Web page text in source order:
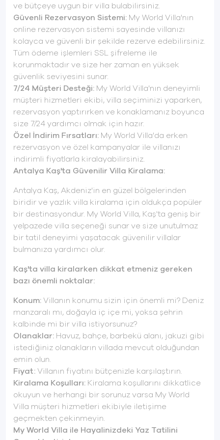
ve bütçeye uygun bir villa bulabilirsiniz.
Güvenli Rezervasyon Sistemi: My World Villa'nın
online rezervasyon sistemi sayesinde villanızı
kolayca ve güvenli bir şekilde rezerve edebilirsiniz.
Tüm ödeme işlemleri SSL şifreleme ile
korunmaktadır ve size her zaman en yüksek
güvenlik seviyesini sunar.
7/24 Müşteri Desteği: My World Villa'nın deneyimli
müşteri hizmetleri ekibi, villa seçiminizi yaparken,
rezervasyon yaptırırken ve konaklamanız boyunca
size 7/24 yardımcı olmak için hazır.
Özel İndirim Fırsatları: My World Villa'da erken
rezervasyon ve özel kampanyalar ile villanızı
indirimli fiyatlarla kiralayabilirsiniz.
Antalya Kaş'ta Güvenilir Villa Kiralama:
Antalya Kaş, Akdeniz'in en güzel bölgelerinden
biridir ve yazlık villa kiralama için oldukça popüler
bir destinasyondur. My World Villa, Kaş'ta geniş bir
yelpazede villa seçeneği sunar ve size unutulmaz
bir tatil deneyimi yaşatacak güvenilir villalar
bulmanıza yardımcı olur.
Kaş'ta villa kiralarken dikkat etmeniz gereken
bazı önemli noktalar:
Konum: Villanın konumu sizin için önemli mi? Deniz
manzaralı mı, doğayla iç içe mi, yoksa şehrin
kalbinde mi bir villa istiyorsunuz?
Olanaklar: Havuz, bahçe, barbekü alanı, jakuzi gibi
istediğiniz olanakların villada mevcut olduğundan
emin olun.
Fiyat: Villanın fiyatını bütçenizle karşılaştırın.
Kiralama Koşulları: Kiralama koşullarını dikkatlice
okuyun ve herhangi bir sorunuz varsa My World
Villa müşteri hizmetleri ekibiyle iletişime
geçmekten çekinmeyin.
My World Villa ile Hayalinizdeki Yaz Tatilini